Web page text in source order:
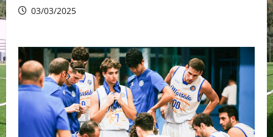
03/03/2025